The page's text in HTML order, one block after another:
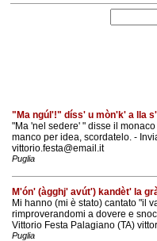
"Ma ngúl'!" díss' u mòn'k' a lla
"Ma 'nel sedere' " disse il
manco per idea, scordatelo. -
vittorio.festa@email.it
Puglia
M'ón' (àgghj' avút') kandèt' la
Mi hanno (mi è stato) cantato "il
rimproverandomi a dovere e
Vittorio Festa Palagiano (TA)
Puglia